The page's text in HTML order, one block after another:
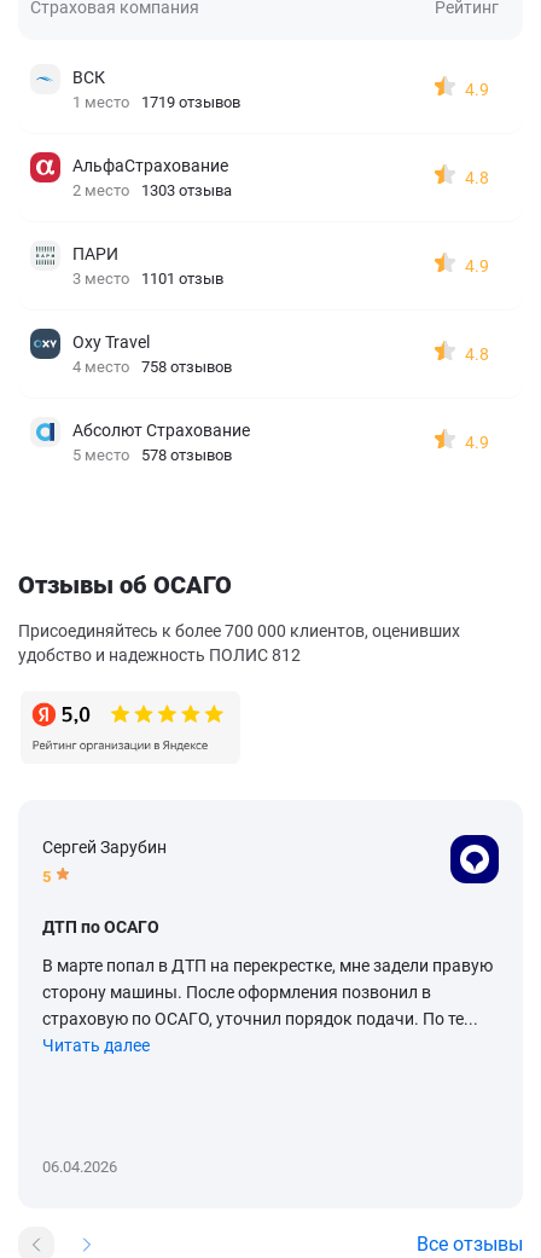
Страховая компания Рейтинг
ВСК
1 место 1719 отзывов
4.9
АльфаСтрахование
2 место 1303 отзыва
4.8
ПАРИ
3 место 1101 отзыв
4.9
Oxy Travel
4 место 758 отзывов
4.8
Абсолют Страхование
5 место 578 отзывов
4.9
Отзывы об ОСАГО
Присоединяйтесь к более 700 000 клиентов, оценивших
удобство и надежность ПОЛИС 812
Сергей Зарубин
5
ДТП по ОСАГО
В марте попал в ДТП на перекрестке, мне задели правую
сторону машины. После оформления позвонил в
страховую по ОСАГО, уточнил порядок подачи. По те...
Читать далее
06.04.2026
Все отзывы